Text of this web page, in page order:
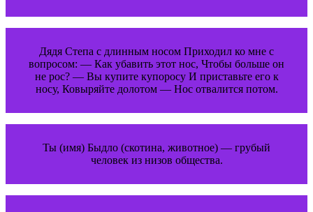
Дядя Степа с длинным носом Приходил ко мне с
вопросом: — Как убавить этот нос, Чтобы больше он
не рос? — Вы купите купоросу И приставьте его к
носу, Ковыряйте долотом — Нос отвалится потом.
Ты (имя) Быдло (скотина, животное) — грубый
человек из низов общества.